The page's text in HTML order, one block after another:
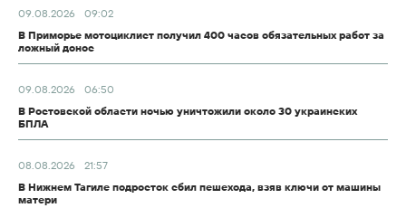
09.08.2026
09:02
В Приморье мотоциклист получил 400 часов обязательных работ за
ложный донос
09.08.2026
06:50
В Ростовской области ночью уничтожили около 30 украинских
БПЛА
08.08.2026
21:57
В Нижнем Тагиле подросток сбил пешехода, взяв ключи от машины
матери